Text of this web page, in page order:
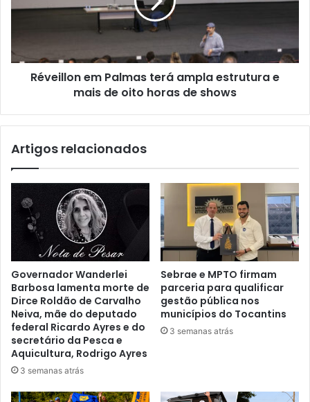
Réveillon em Palmas terá ampla estrutura e
mais de oito horas de shows
Artigos relacionados
Governador Wanderlei
Barbosa lamenta morte de
Dirce Roldão de Carvalho
Neiva, mãe do deputado
federal Ricardo Ayres e do
secretário da Pesca e
Aquicultura, Rodrigo Ayres
3 semanas atrás
Sebrae e MPTO firmam
parceria para qualificar
gestão pública nos
municípios do Tocantins
3 semanas atrás